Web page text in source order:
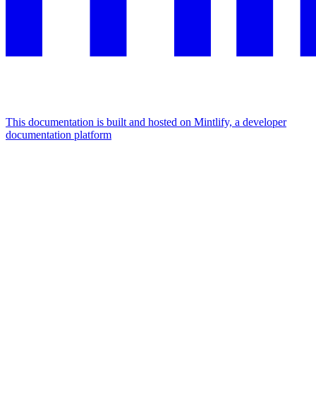
This documentation is built and hosted on Mintlify, a developer
documentation platform